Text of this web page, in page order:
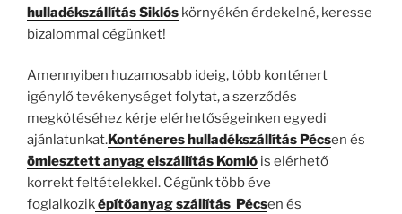
hulladékszállítás Siklós környékén érdekelné, keresse
bizalommal cégünket!
Amennyiben huzamosabb ideig, több konténert
igénylő tevékenységet folytat, a szerződés
megkötéséhez kérje elérhetőségeinken egyedi
ajánlatunkat.Konténeres hulladékszállítás Pécsen és
ömlesztett anyag elszállítás Komló is elérhető
korrekt feltételekkel. Cégünk több éve
foglalkoziképítőanyag szállítás Pécsen és